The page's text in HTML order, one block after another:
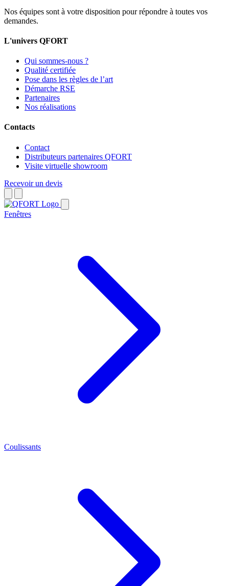
Nos équipes sont à votre disposition pour répondre à toutes vos
demandes.
L'univers QFORT
Qui sommes-nous ?
Qualité certifiée
Pose dans les règles de l’art
Démarche RSE
Partenaires
Nos réalisations
Contacts
Contact
Distributeurs partenaires QFORT
Visite virtuelle showroom
Recevoir un devis
Fenêtres
Coulissants